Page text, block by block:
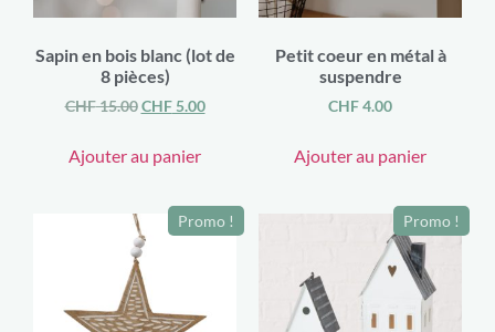
Sapin en bois blanc (lot de
8 pièces)
CHF15.00 CHF5.00
Ajouter au panier
Petit coeur en métal à
suspendre
CHF4.00
Ajouter au panier
Promo ! Promo !